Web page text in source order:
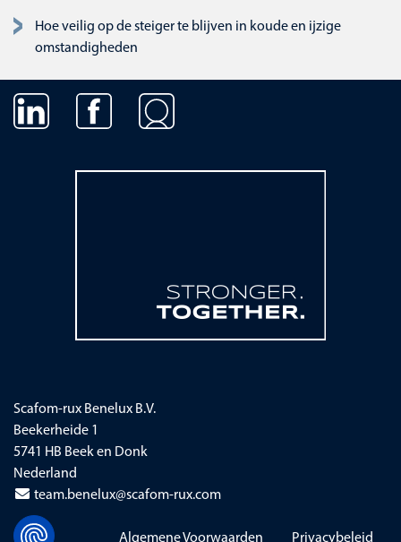
Hoe veilig op de steiger te blijven in koude en ijzige
omstandigheden
Navigatie overslaan
Scafom-rux Benelux B.V.
Beekerheide 1
5741 HB Beek en Donk
Nederland
team.benelux@scafom-rux.com
Navigatie overslaan
Algemene Voorwaarden Privacybeleid